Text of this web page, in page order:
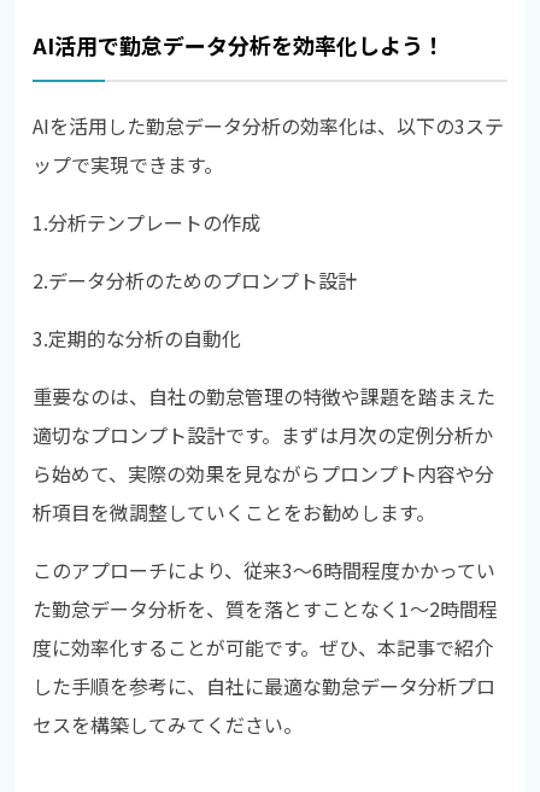
AI活用で勤怠データ分析を効率化しよう！
AIを活用した勤怠データ分析の効率化は、以下の3ステ
ップで実現できます。
1.分析テンプレートの作成
2.データ分析のためのプロンプト設計
3.定期的な分析の自動化
重要なのは、自社の勤怠管理の特徴や課題を踏まえた
適切なプロンプト設計です。まずは月次の定例分析か
ら始めて、実際の効果を見ながらプロンプト内容や分
析項目を微調整していくことをお勧めします。
このアプローチにより、従来3〜6時間程度かかってい
た勤怠データ分析を、質を落とすことなく1〜2時間程
度に効率化することが可能です。ぜひ、本記事で紹介
した手順を参考に、自社に最適な勤怠データ分析プロ
セスを構築してみてください。